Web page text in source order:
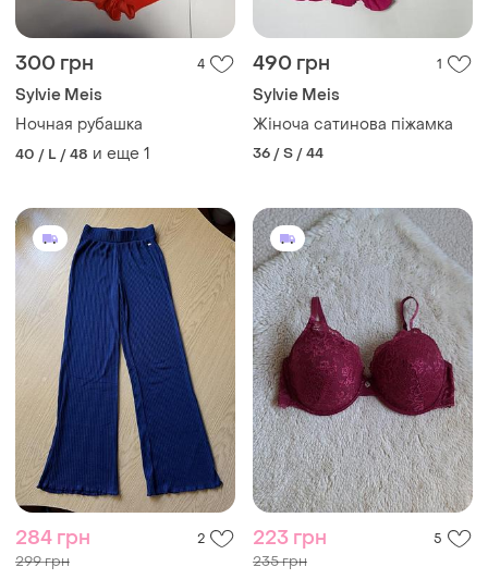
300 грн 4
Sylvie Meis
Ночная рубашка
40 / L / 48 и еще 1
490 грн 1
Sylvie Meis
Жіноча сатинова піжамка
36 / S / 44
284 грн 2
299 грн
223 грн 5
235 грн